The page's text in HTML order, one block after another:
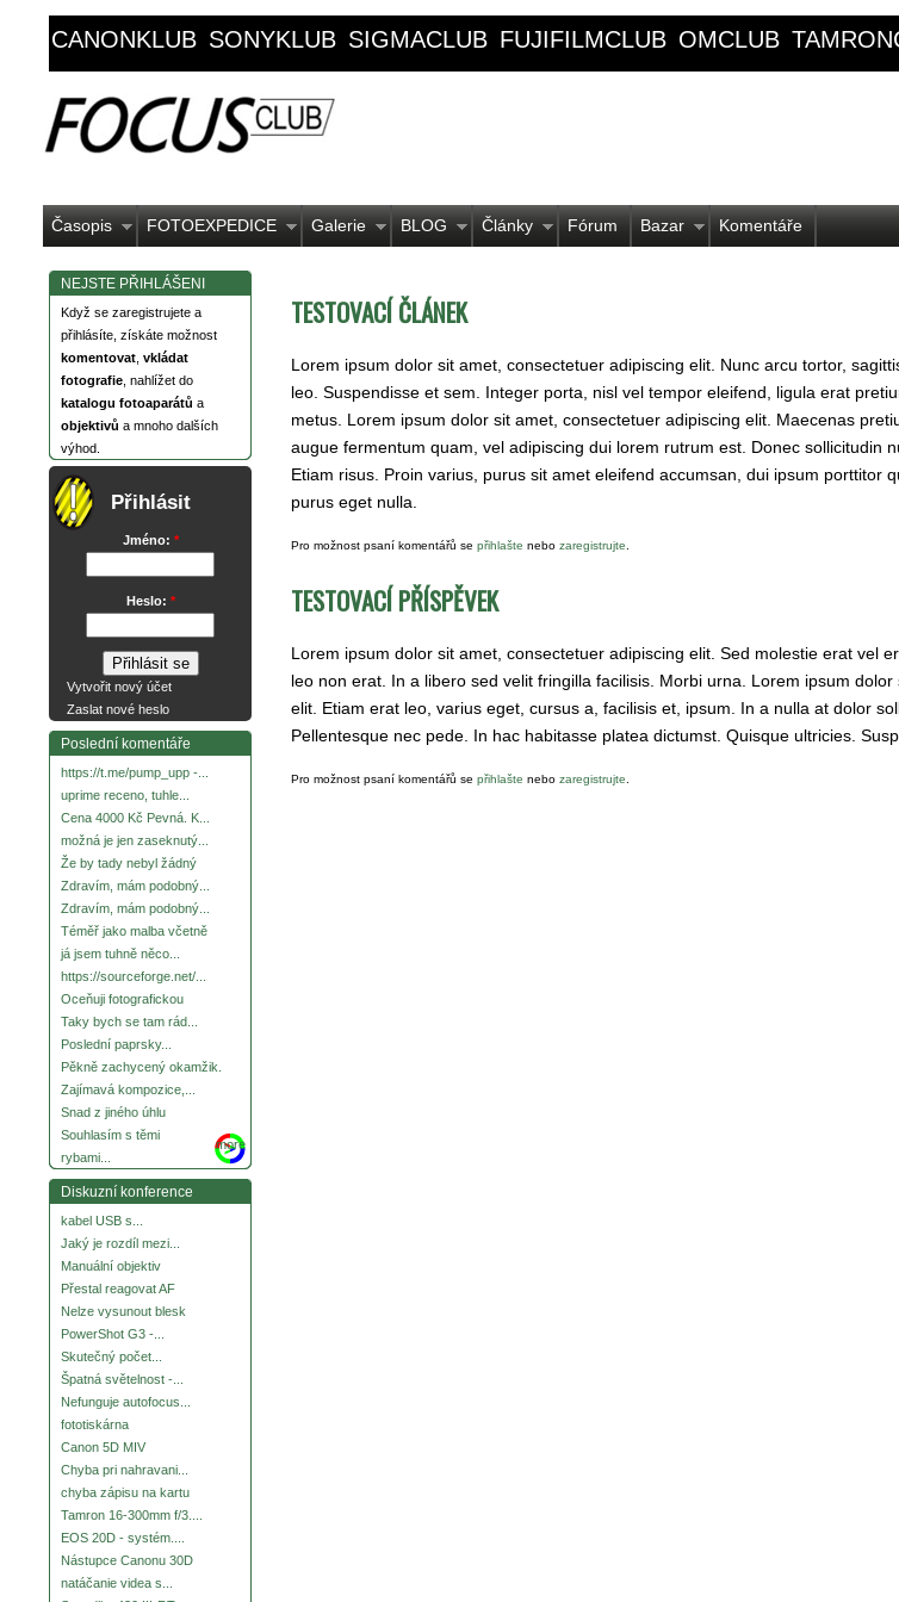
CANONKLUB SONYKLUB SIGMACLUB FUJIFILMCLUB OMCLUB
Časopis FOTOEXPEDICE Galerie BLOG Články Fórum Bazar Komentáře
NEJSTE PŘIHLÁŠENI
Když se zaregistrujete a
přihlásíte, získáte možnost
komentovat vkládat
fotografie , nahlížet do
katalogu fotoaparátů a
objektivů a mnoho dalších
výhod.
Přihlásit
Jméno: *
Heslo: *
Vytvořit nový účet
Zaslat nové heslo
Poslední komentáře
https://t.me/pump_upp -...
uprime receno, tuhle...
Cena 4000 Kč Pevná. K...
možná je jen zaseknutý...
Že by tady nebyl žádný
Zdravím, mám podobný...
Zdravím, mám podobný...
Téměř jako malba včetně
já jsem tuhně něco...
https://sourceforge.net/...
Oceňuji fotografickou
Taky bych se tam rád...
Poslední paprsky...
Pěkně zachycený okamžik.
Zajímavá kompozice,...
Snad z jiného úhlu
Souhlasím s těmi
rybami...
more
Diskuzní konference
kabel USB s...
Jaký je rozdíl mezi...
Manuální objektiv
Přestal reagovat AF
Nelze vysunout blesk
PowerShot G3 -...
Skutečný počet...
Špatná světelnost -...
Nefunguje autofocus...
fototiskárna
Canon 5D MIV
Chyba pri nahravani...
chyba zápisu na kartu
Tamron 16-300mm f/3....
EOS 20D - systém....
Nástupce Canonu 30D
natáčanie videa s...
TESTOVACÍ ČLÁNEK
Lorem ipsum dolor sit amet, consectetuer adipiscing elit. Nunc arcu tortor,
leo. Suspendisse et sem. Integer porta, nisl vel tempor eleifend, ligula erat
metus. Lorem ipsum dolor sit amet, consectetuer adipiscing elit. Maecenas
augue fermentum quam, vel adipiscing dui lorem rutrum est. Donec sollicitudin
Etiam risus. Proin varius, purus sit amet eleifend accumsan, dui ipsum porttitor
purus eget nulla.
Pro možnost psaní komentářů se přihlašte nebo zaregistrujte
TESTOVACÍ PŘÍSPĚVEK
Lorem ipsum dolor sit amet, consectetuer adipiscing elit. Sed molestie erat vel
leo non erat. In a libero sed velit fringilla facilisis. Morbi urna. Lorem ipsum
elit. Etiam erat leo, varius eget, cursus a, facilisis et, ipsum. In a nulla at dolor
Pellentesque nec pede. In hac habitasse platea dictumst. Quisque ultricies.
Pro možnost psaní komentářů se přihlašte nebo zaregistrujte